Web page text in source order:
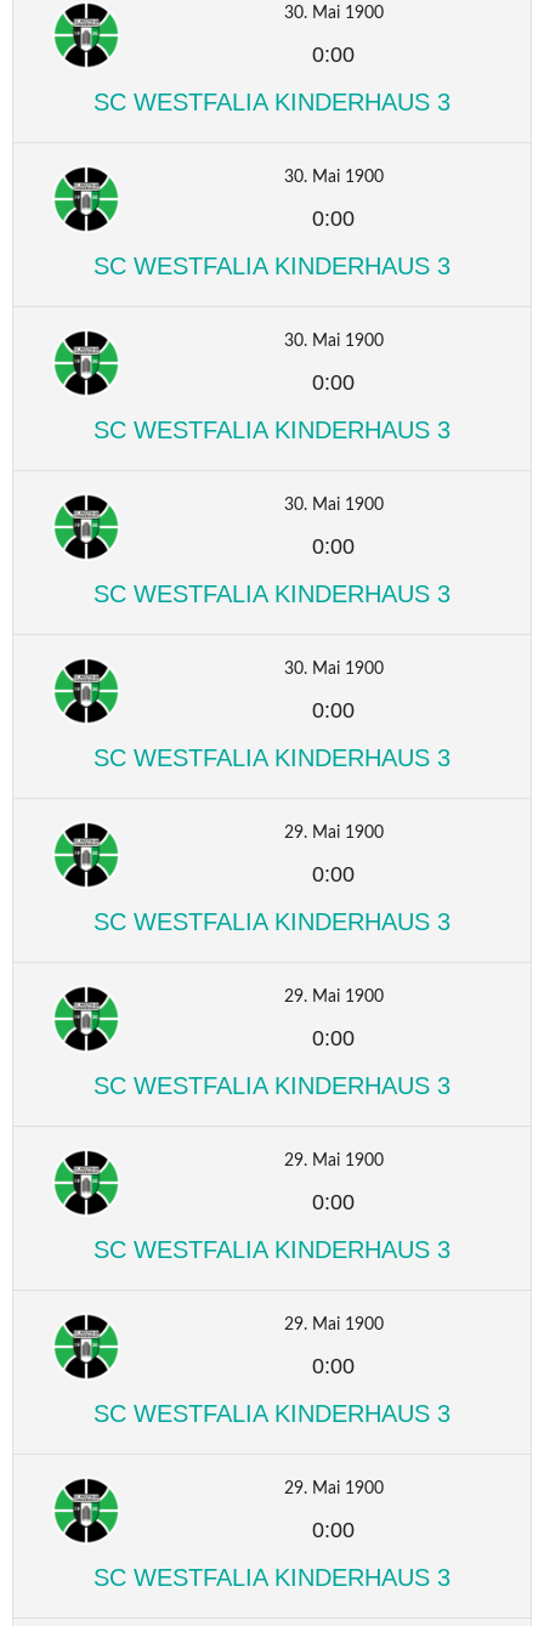
30. Mai 1900
0:00
SC WESTFALIA KINDERHAUS 3
30. Mai 1900
0:00
SC WESTFALIA KINDERHAUS 3
30. Mai 1900
0:00
SC WESTFALIA KINDERHAUS 3
30. Mai 1900
0:00
SC WESTFALIA KINDERHAUS 3
30. Mai 1900
0:00
SC WESTFALIA KINDERHAUS 3
29. Mai 1900
0:00
SC WESTFALIA KINDERHAUS 3
29. Mai 1900
0:00
SC WESTFALIA KINDERHAUS 3
29. Mai 1900
0:00
SC WESTFALIA KINDERHAUS 3
29. Mai 1900
0:00
SC WESTFALIA KINDERHAUS 3
29. Mai 1900
0:00
SC WESTFALIA KINDERHAUS 3